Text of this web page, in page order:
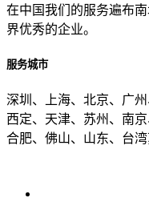
在中国我们的服务遍布
界优秀的企业。
服务城市
深圳、上海、北京、广
西定、天津、苏州、南
合肥、佛山、山东、台